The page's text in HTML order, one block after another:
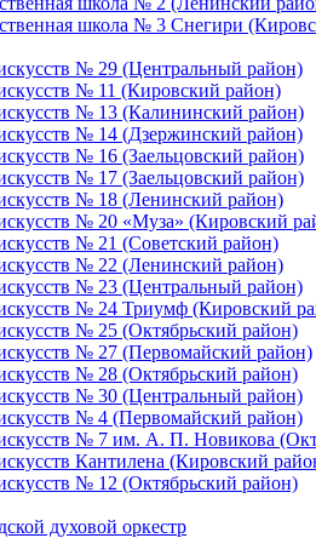
школа № 3 Снегири
№ 29 (Центральный район)
№ 11 (Кировский район)
№ 13 (Калининский район)
№ 14 (Дзержинский район)
№ 16 (Заельцовский район)
№ 17 (Заельцовский район)
№ 18 (Ленинский район)
№ 20 «Муза» (Кировский
№ 21 (Советский район)
№ 22 (Ленинский район)
№ 23 (Центральный район)
№ 24 Триумф (Кировский
№ 25 (Октябрьский район)
№ 27 (Первомайский район)
№ 28 (Октябрьский район)
№ 30 (Центральный район)
№ 4 (Первомайский район)
№ 7 им. А. П. Новикова
Кантилена (Кировский
№ 12 (Октябрьский район)
духовой оркестр